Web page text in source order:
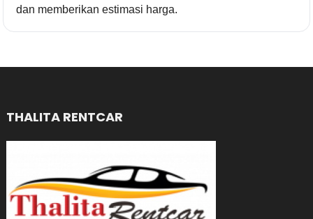
dan memberikan estimasi harga.
THALITA RENTCAR